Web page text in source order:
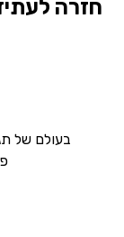
חזרה
בעולם של